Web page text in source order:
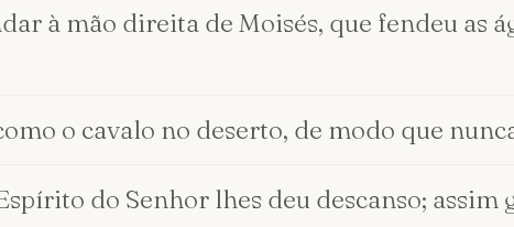
à mão direita de Moisés, que fendeu as
o cavalo no deserto, de modo que
do Senhor lhes deu descanso; assim